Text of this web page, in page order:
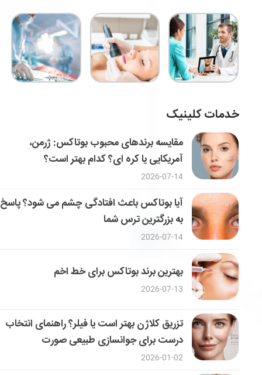
خدمات کلینیک
مقایسه برندهای محبوب بوتاکس: ژرمن،
آمریکایی یا کره ای؟ کدام بهتر است؟
2026-07-14
آیا بوتاکس باعث افتادگی چشم می شود؟ پاسخ
به بزرگترین ترس شما
2026-07-14
بهترین برند بوتاکس برای خط اخم
2026-07-13
تزریق کلاژن بهتر است یا فیلر؟ راهنمای انتخاب
درست برای جوانسازی طبیعی صورت
2026-01-02